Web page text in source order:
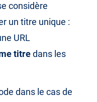
considère
un titre unique :
URL
titredans les
dans le cas de